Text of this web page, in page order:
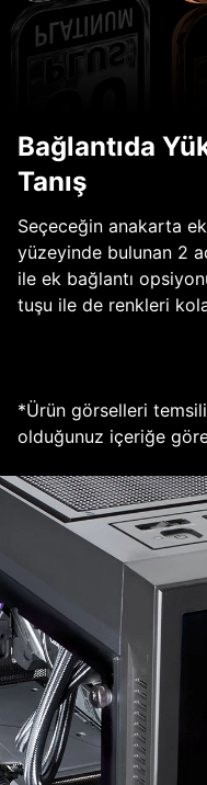
Bağlantıda
Tanış
Seçeceğin anakarta
yüzeyinde bulunan 2
ile ek bağlantı
tuşu ile de renkleri
*Ürün görselleri
olduğunuz içeriğe